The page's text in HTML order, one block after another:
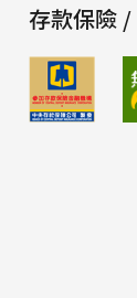
存款保險